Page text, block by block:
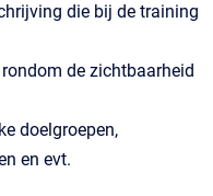
die bij de training
de zichtbaarheid
doelgroepen,
en evt.